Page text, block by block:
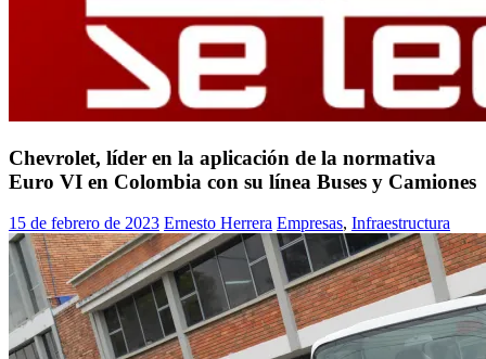
Chevrolet, líder en la aplicación de la normativa
Euro VI en Colombia con su línea Buses y Camiones
15 de febrero de 2023 Ernesto Herrera Empresas, Infraestructura